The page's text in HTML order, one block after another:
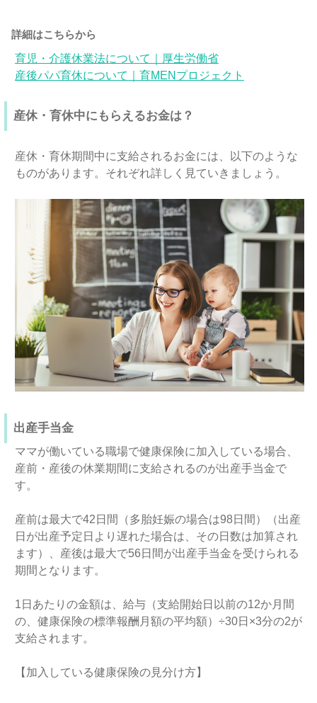
詳細はこちらから
育児・介護休業法について｜厚生労働省
産後パパ育休について｜育MENプロジェクト
産休・育休中にもらえるお金は？
産休・育休期間中に支給されるお金には、以下のような
ものがあります。それぞれ詳しく見ていきましょう。
出産手当金
ママが働いている職場で健康保険に加入している場合、
産前・産後の休業期間に支給されるのが出産手当金で
す。
産前は最大で42日間（多胎妊娠の場合は98日間）（出産
日が出産予定日より遅れた場合は、その日数は加算され
ます）、産後は最大で56日間が出産手当金を受けられる
期間となります。
1日あたりの金額は、給与（支給開始日以前の12か月間
の、健康保険の標準報酬月額の平均額）÷30日×3分の2が
支給されます。
【加入している健康保険の見分け方】